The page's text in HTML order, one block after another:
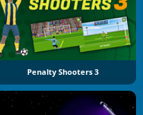
Penalty Shooters 3